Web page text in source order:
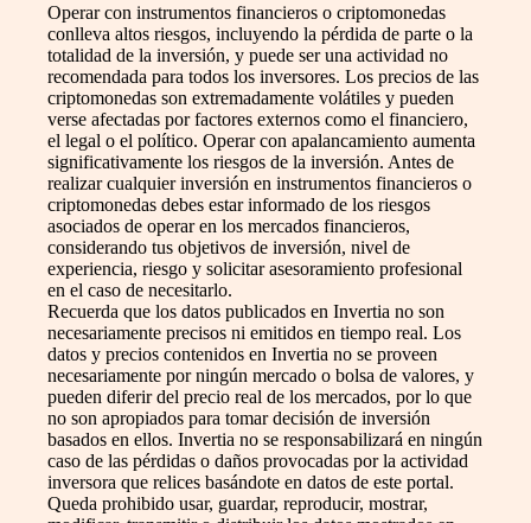
Operar con instrumentos financieros o criptomonedas
conlleva altos riesgos, incluyendo la pérdida de parte o la
totalidad de la inversión, y puede ser una actividad no
recomendada para todos los inversores. Los precios de las
criptomonedas son extremadamente volátiles y pueden
verse afectadas por factores externos como el financiero,
el legal o el político. Operar con apalancamiento aumenta
significativamente los riesgos de la inversión. Antes de
realizar cualquier inversión en instrumentos financieros o
criptomonedas debes estar informado de los riesgos
asociados de operar en los mercados financieros,
considerando tus objetivos de inversión, nivel de
experiencia, riesgo y solicitar asesoramiento profesional
en el caso de necesitarlo.
Recuerda que los datos publicados en Invertia no son
necesariamente precisos ni emitidos en tiempo real. Los
datos y precios contenidos en Invertia no se proveen
necesariamente por ningún mercado o bolsa de valores, y
pueden diferir del precio real de los mercados, por lo que
no son apropiados para tomar decisión de inversión
basados en ellos. Invertia no se responsabilizará en ningún
caso de las pérdidas o daños provocadas por la actividad
inversora que relices basándote en datos de este portal.
Queda prohibido usar, guardar, reproducir, mostrar,